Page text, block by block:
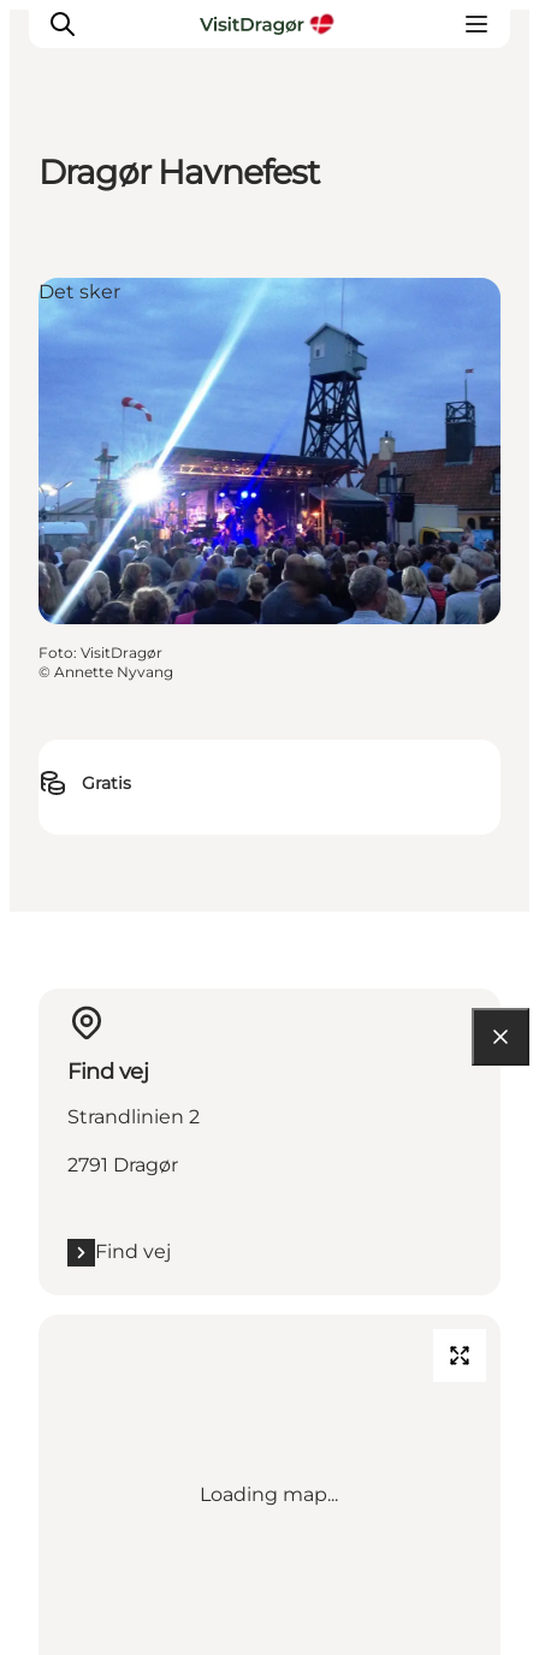
Byliv & Mad
Natur & Friluftsliv
For børn
Dragør Havnefest
Gratis
Det sker
Foto: VisitDragør
© Annette Nyvang
Find vej
Strandlinien 2
2791 Dragør
Find vej
Loading map...